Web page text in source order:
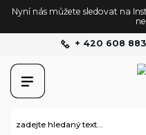
Nyní nás můžete sledovat na
+ 420 608